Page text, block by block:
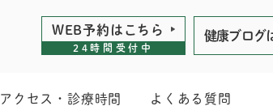
WEB予約は こちら
24時間受付中
健康ブログ
アクセス・診療時間 よくある質問